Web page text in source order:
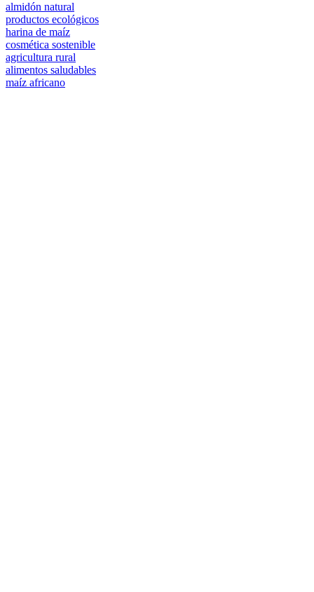
almidón natural
productos ecológicos
harina de maíz
cosmética sostenible
agricultura rural
alimentos saludables
maíz africano